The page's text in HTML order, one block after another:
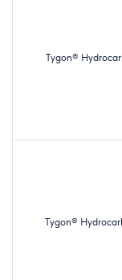
Tygon®
Tygon®